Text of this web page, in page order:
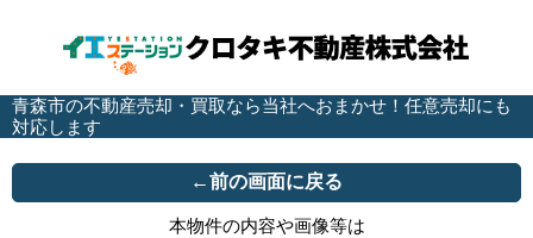
青森市の不動産売却・買取なら当社へおまかせ！任意売却にも
対応します
←前の画面に戻る
本物件の内容や画像等は